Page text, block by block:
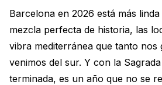
Barcelona en 2026 está más
mezcla perfecta de historia, las
vibra mediterránea que tanto nos
venimos del sur. Y con la
terminada, es un año que no se